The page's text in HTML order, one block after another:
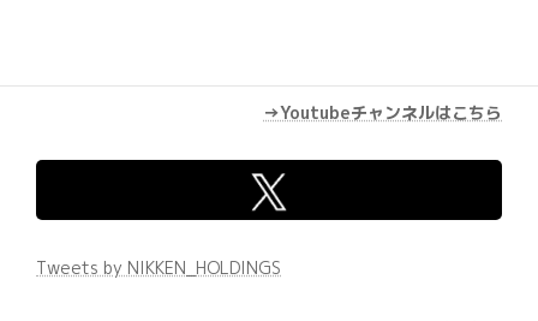
→Youtubeチャンネルはこちら
Tweets by NIKKEN_HOLDINGS